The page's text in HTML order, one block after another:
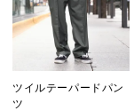
ツイルテーパードパン
ツ